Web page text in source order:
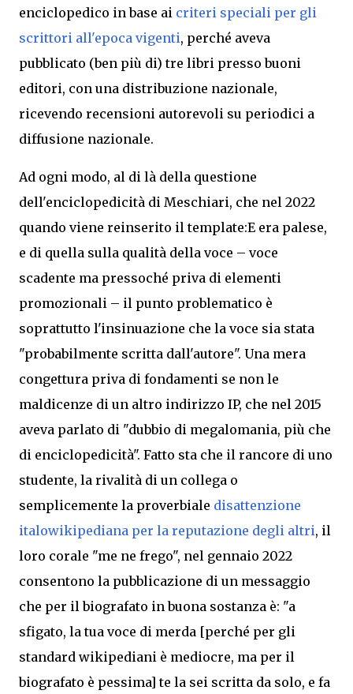
enciclopedico in base ai criteri speciali per gli
scrittori all'epoca vigenti, perché aveva
pubblicato (ben più di) tre libri presso buoni
editori, con una distribuzione nazionale,
ricevendo recensioni autorevoli su periodici a
diffusione nazionale.
Ad ogni modo, al di là della questione
dell'enciclopedicità di Meschiari, che nel 2022
quando viene reinserito il template:E era palese,
e di quella sulla qualità della voce – voce
scadente ma pressoché priva di elementi
promozionali – il punto problematico è
soprattutto l'insinuazione che la voce sia stata
"probabilmente scritta dall'autore". Una mera
congettura priva di fondamenti se non le
maldicenze di un altro indirizzo IP, che nel 2015
aveva parlato di "dubbio di megalomania, più che
di enciclopedicità". Fatto sta che il rancore di uno
studente, la rivalità di un collega o
semplicemente la proverbiale disattenzione
italowikipediana per la reputazione degli altri, il
loro corale "me ne frego", nel gennaio 2022
consentono la pubblicazione di un messaggio
che per il biografato in buona sostanza è: "a
sfigato, la tua voce di merda [perché per gli
standard wikipediani è mediocre, ma per il
biografato è pessima] te la sei scritta da solo, e fa